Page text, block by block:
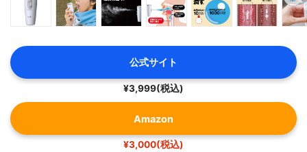
公式サイト
¥3,999(税込)
Amazon
¥3,000(税込)